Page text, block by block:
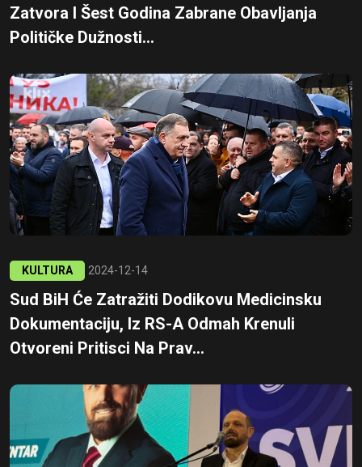
Zatvora I Šest Godina Zabrane Obavljanja
Političke Dužnosti...
KULTURA 2024-12-14
Sud BiH Će Zatražiti Dodikovu Medicinsku
Dokumentaciju, Iz RS-A Odmah Krenuli
Otvoreni Pritisci Na Prav...